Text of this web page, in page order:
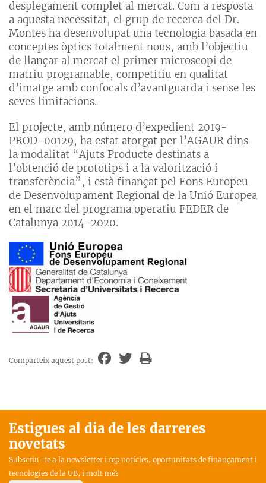
desplegament complet al mercat. Com a resposta
a aquesta necessitat, el grup de recerca del Dr.
Montes ha desenvolupat una tecnologia basada en
conceptes òptics totalment nous, amb l’objectiu
de llançar al mercat el primer microscopi de
matriu programable, competitiu en qualitat
d’imatge amb confocals d’avantguarda i sense les
seves limitacions.
El projecte, amb número d’expedient 2019-
PROD-00129, ha estat atorgat per l’AGAUR dins
la modalitat “Ajuts Producte destinats a
l’obtenció de prototips i a la valorització i
transferència”, i està finançat pel Fons Europeu
de Desenvolupament Regional de la Unió Europea
en el marc del programa operatiu FEDER de
Catalunya 2014-2020.
Comparteix aquest post:
Estigues al dia de les darreres
novetats
Subscriu-te a la newsletter i rep notícies, oportunitats de finançament i
tecnologies de la UB, i molt més